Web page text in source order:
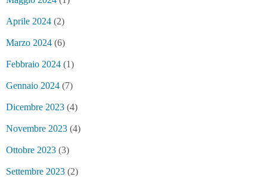
Aprile 2024 (2)
Marzo 2024 (6)
Febbraio 2024 (1)
Gennaio 2024 (7)
Dicembre 2023 (4)
Novembre 2023 (4)
Ottobre 2023 (3)
Settembre 2023 (2)